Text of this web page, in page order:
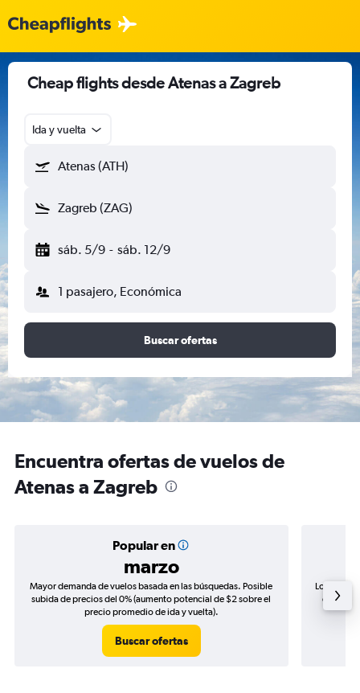
Cheap flights desde Atenas a Zagreb
Ida y vuelta
Atenas (ATH)
Zagreb (ZAG)
sáb. 5/9 - sáb. 12/9
1 pasajero, Económica
Buscar ofertas
Encuentra ofertas de vuelos de
Atenas a Zagreb
Popular en
marzo
Mayor demanda de vuelos basada en las búsquedas. Posible
subida de precios del 0% (aumento potencial de $2 sobre el
precio promedio de ida y vuelta).
Buscar ofertas
Los
de